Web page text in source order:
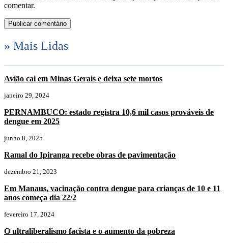
comentar.
» Mais Lidas
Avião cai em Minas Gerais e deixa sete mortos
janeiro 29, 2024
PERNAMBUCO: estado registra 10,6 mil casos prováveis de
dengue em 2025
junho 8, 2025
Ramal do Ipiranga recebe obras de pavimentação
dezembro 21, 2023
Em Manaus, vacinação contra dengue para crianças de 10 e 11
anos começa dia 22/2
fevereiro 17, 2024
O ultraliberalismo facista e o aumento da pobreza